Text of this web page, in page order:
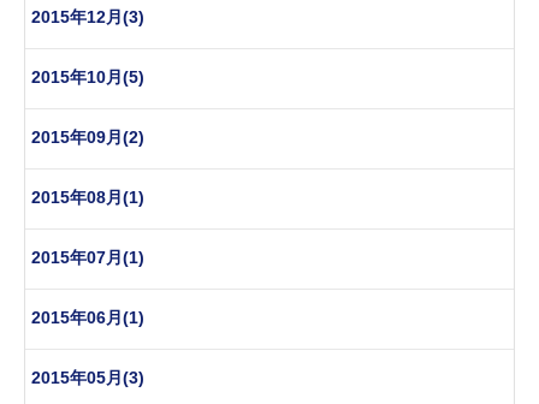
2015年12月(3)
2015年10月(5)
2015年09月(2)
2015年08月(1)
2015年07月(1)
2015年06月(1)
2015年05月(3)